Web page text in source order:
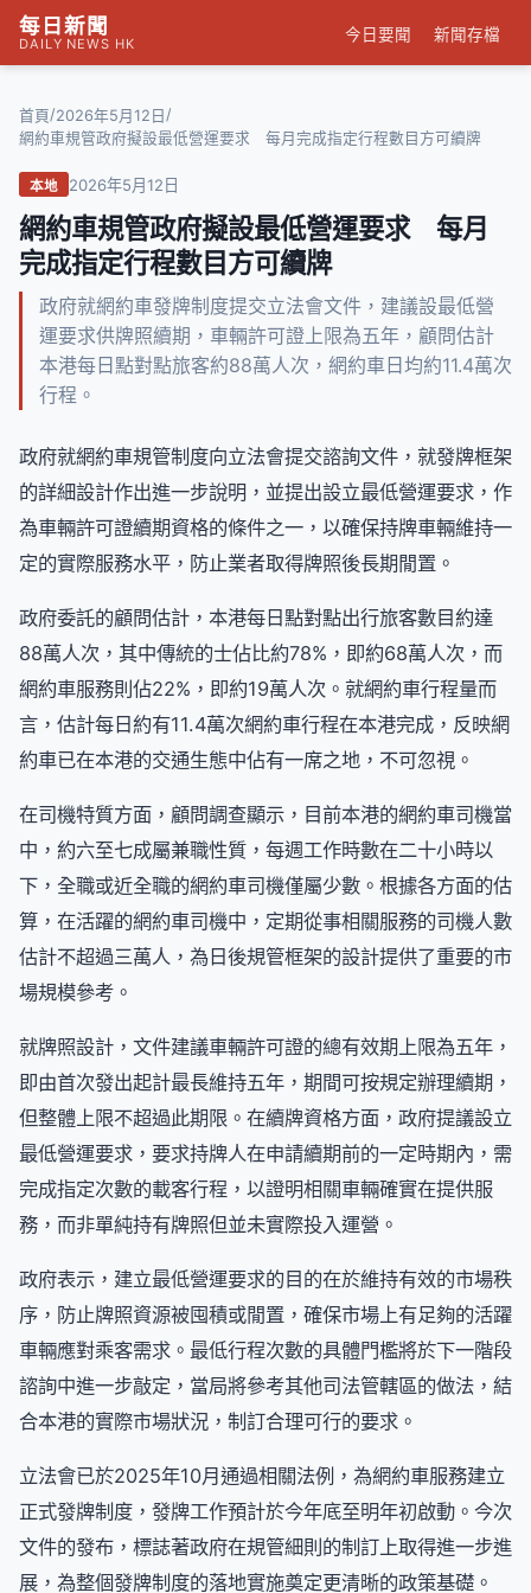
每日新聞
DAILY NEWS HK
今日要聞 新聞存檔
首頁/2026年5月12日 /
網約車規管政府擬設最低營運要求 每月完成指定行程數目方可續牌
本地 2026年5月12日
網約車規管政府擬設最低營運要求 每月
完成指定行程數目方可續牌
政府就網約車發牌制度提交立法會文件，建議設最低營
運要求供牌照續期，車輛許可證上限為五年，顧問估計
本港每日點對點旅客約88萬人次，網約車日均約11.4萬次
行程。
政府就網約車規管制度向立法會提交諮詢文件，就發牌框架
的詳細設計作出進一步說明，並提出設立最低營運要求，作
為車輛許可證續期資格的條件之一，以確保持牌車輛維持一
定的實際服務水平，防止業者取得牌照後長期閒置。
政府委託的顧問估計，本港每日點對點出行旅客數目約達
88萬人次，其中傳統的士佔比約78%，即約68萬人次，而
網約車服務則佔22%，即約19萬人次。就網約車行程量而
言，估計每日約有11.4萬次網約車行程在本港完成，反映網
約車已在本港的交通生態中佔有一席之地，不可忽視。
在司機特質方面，顧問調查顯示，目前本港的網約車司機當
中，約六至七成屬兼職性質，每週工作時數在二十小時以
下，全職或近全職的網約車司機僅屬少數。根據各方面的估
算，在活躍的網約車司機中，定期從事相關服務的司機人數
估計不超過三萬人，為日後規管框架的設計提供了重要的市
場規模參考。
就牌照設計，文件建議車輛許可證的總有效期上限為五年，
即由首次發出起計最長維持五年，期間可按規定辦理續期，
但整體上限不超過此期限。在續牌資格方面，政府提議設立
最低營運要求，要求持牌人在申請續期前的一定時期內，需
完成指定次數的載客行程，以證明相關車輛確實在提供服
務，而非單純持有牌照但並未實際投入運營。
政府表示，建立最低營運要求的目的在於維持有效的市場秩
序，防止牌照資源被囤積或閒置，確保市場上有足夠的活躍
車輛應對乘客需求。最低行程次數的具體門檻將於下一階段
諮詢中進一步敲定，當局將參考其他司法管轄區的做法，結
合本港的實際市場狀況，制訂合理可行的要求。
立法會已於2025年10月通過相關法例，為網約車服務建立
正式發牌制度，發牌工作預計於今年底至明年初啟動。今次
文件的發布，標誌著政府在規管細則的制訂上取得進一步進
展，為整個發牌制度的落地實施奠定更清晰的政策基礎。